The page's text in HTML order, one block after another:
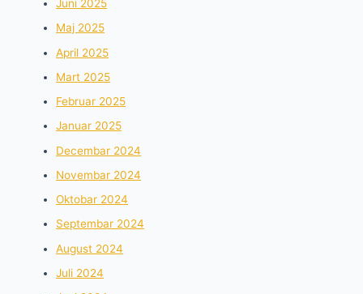
Juni 2025
Maj 2025
April 2025
Mart 2025
Februar 2025
Januar 2025
Decembar 2024
Novembar 2024
Oktobar 2024
Septembar 2024
August 2024
Juli 2024